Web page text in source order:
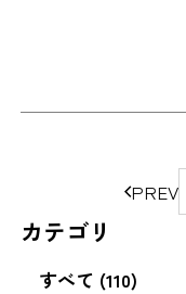
ジ
PREV
カテゴリ
すべて (110)